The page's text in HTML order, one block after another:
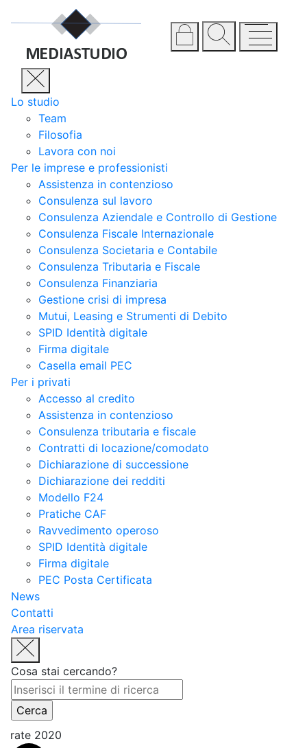
Lo studio
Team
Filosofia
Lavora con noi
Per le imprese e professionisti
Assistenza in contenzioso
Consulenza sul lavoro
Consulenza Aziendale e Controllo di Gestione
Consulenza Fiscale Internazionale
Consulenza Societaria e Contabile
Consulenza Tributaria e Fiscale
Consulenza Finanziaria
Gestione crisi di impresa
Mutui, Leasing e Strumenti di Debito
SPID Identità digitale
Firma digitale
Casella email PEC
Per i privati
Accesso al credito
Assistenza in contenzioso
Consulenza tributaria e fiscale
Contratti di locazione/comodato
Dichiarazione di successione
Dichiarazione dei redditi
Modello F24
Pratiche CAF
Ravvedimento operoso
SPID Identità digitale
Firma digitale
PEC Posta Certificata
News
Contatti
Area riservata
Cosa stai cercando?
rate 2020